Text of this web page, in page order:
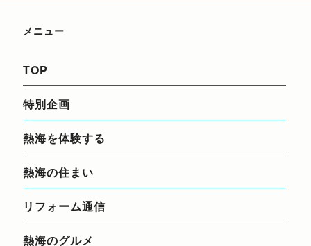
メニュー
TOP
特別企画
熱海を体験する
熱海の住まい
リフォーム通信
熱海のグルメ